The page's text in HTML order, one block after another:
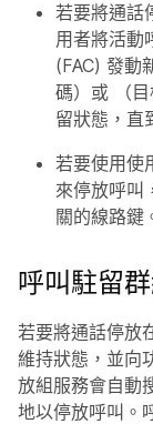
若要將通話
用者將活動
(FAC) 發動
碼）或 （
留狀態，直
若要使用使
來停放呼叫
關的線路鍵
呼叫駐留
若要將通話停放
維持狀態，並向
放組服務會自動
地以停放呼叫。